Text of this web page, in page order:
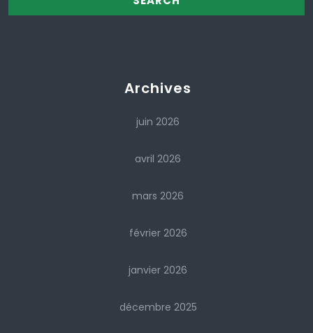
Archives
juin 2026
avril 2026
mars 2026
février 2026
janvier 2026
décembre 2025